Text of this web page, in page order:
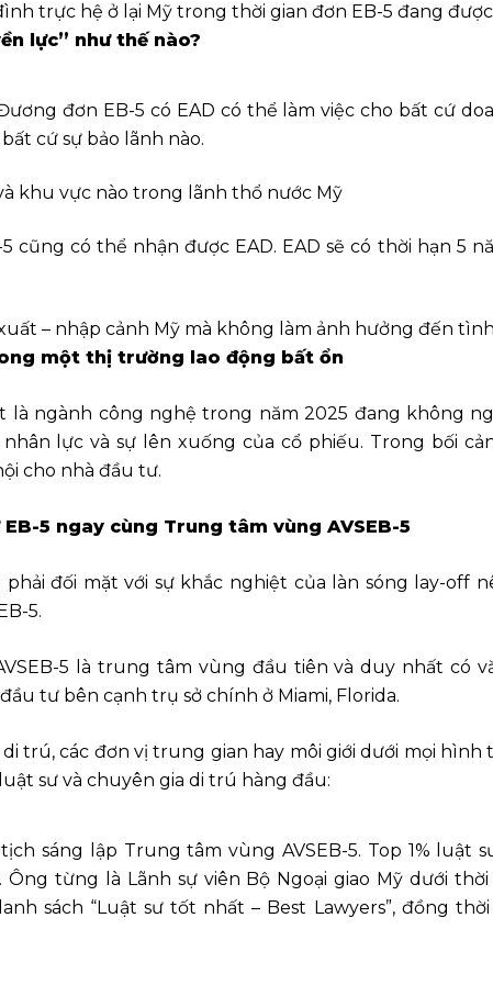
trực hệ ở lại Mỹ trong thời gian đơn EB-5 đang
lực” như thế nào?
đơn EB-5 có EAD có thể làm việc cho bất cứ
cứ sự bảo lãnh nào.
khu vực nào trong lãnh thổ nước Mỹ
cũng có thể nhận được EAD. EAD sẽ có thời hạn 5
– nhập cảnh Mỹ mà không làm ảnh hưởng đến
một thị trường lao động bất ổn
là ngành công nghệ trong năm 2025 đang không
lực và sự lên xuống của cổ phiếu. Trong bối
cho nhà đầu tư.
5 ngay cùng Trung tâm vùng AVSEB-5
phải đối mặt với sự khắc nghiệt của làn sóng lay-off
5.
5 là trung tâm vùng đầu tiên và duy nhất có
tư bên cạnh trụ sở chính ở Miami, Florida.
trú, các đơn vị trung gian hay môi giới dưới mọi
sư và chuyên gia di trú hàng đầu:
sáng lập Trung tâm vùng AVSEB-5. Top 1% luật
từng là Lãnh sự viên Bộ Ngoại giao Mỹ dưới
sách “Luật sư tốt nhất – Best Lawyers”, đồng